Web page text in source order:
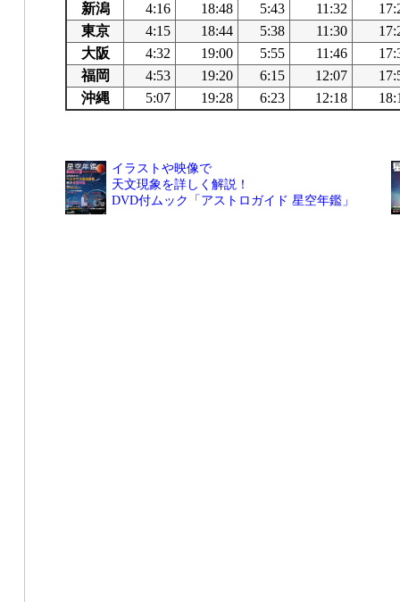
新潟
4:16 18:48 5:43 11:32
東京
4:15 18:44 5:38 11:30
大阪
4:32 19:00 5:55 11:46
福岡
4:53 19:20 6:15 12:07
沖縄
5:07 19:28 6:23 12:18
イラストや映像で
天文現象を詳しく解説！
DVD付ムック「アストロガイド 星空年鑑」